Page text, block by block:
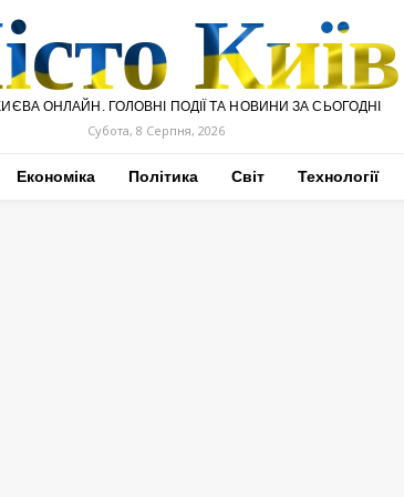
Київ
ОНЛАЙН. ГОЛОВНІ ПОДІЇ ТА НОВИНИ ЗА СЬОГОДНІ
Субота, 8 Серпня, 2026
Економіка Політика Світ Технології